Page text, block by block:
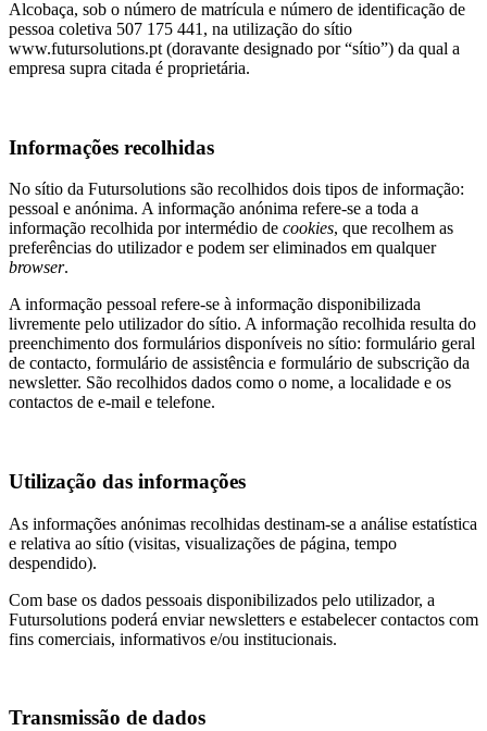
Alcobaça, sob o número de matrícula e número de identificação de
pessoa coletiva 507 175 441, na utilização do sítio
www.futursolutions.pt (doravante designado por “sítio”) da qual a
empresa supra citada é proprietária.
Informações recolhidas
No sítio da Futursolutions são recolhidos dois tipos de informação:
pessoal e anónima. A informação anónima refere-se a toda a
informação recolhida por intermédio de cookies, que recolhem as
preferências do utilizador e podem ser eliminados em qualquer
browser.
A informação pessoal refere-se à informação disponibilizada
livremente pelo utilizador do sítio. A informação recolhida resulta do
preenchimento dos formulários disponíveis no sítio: formulário geral
de contacto, formulário de assistência e formulário de subscrição da
newsletter. São recolhidos dados como o nome, a localidade e os
contactos de e-mail e telefone.
Utilização das informações
As informações anónimas recolhidas destinam-se a análise estatística
e relativa ao sítio (visitas, visualizações de página, tempo
despendido).
Com base os dados pessoais disponibilizados pelo utilizador, a
Futursolutions poderá enviar newsletters e estabelecer contactos com
fins comerciais, informativos e/ou institucionais.
Transmissão de dados